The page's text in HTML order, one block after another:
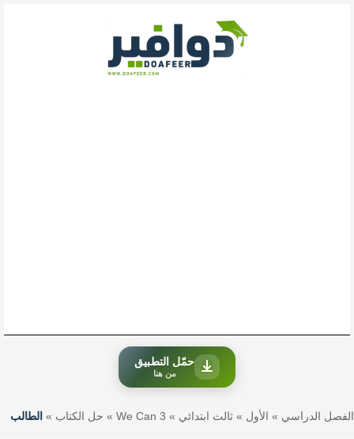
حمّل التطبيق
من هنا
الفصل الدراسي » الأول » ثالث ابتدائي »
We Can 3
» حل الكتاب » الطالب